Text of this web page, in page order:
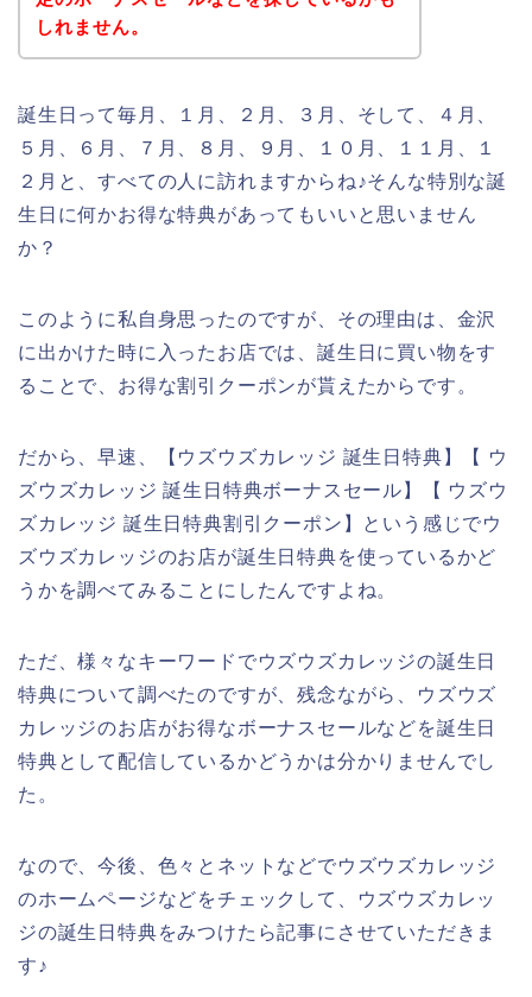
しれません。
誕生日って毎月、１月、２月、３月、そして、４月、
５月、６月、７月、８月、９月、１０月、１１月、１
２月と、すべての人に訪れますからね♪そんな特別な誕
生日に何かお得な特典があってもいいと思いません
か？
このように私自身思ったのですが、その理由は、金沢
に出かけた時に入ったお店では、誕生日に買い物をす
ることで、お得な割引クーポンが貰えたからです。
だから、早速、【ウズウズカレッジ 誕生日特典】【 ウ
ズウズカレッジ 誕生日特典ボーナスセール】【 ウズウ
ズカレッジ 誕生日特典割引クーポン】という感じでウ
ズウズカレッジのお店が誕生日特典を使っているかど
うかを調べてみることにしたんですよね。
ただ、様々なキーワードでウズウズカレッジの誕生日
特典について調べたのですが、残念ながら、ウズウズ
カレッジのお店がお得なボーナスセールなどを誕生日
特典として配信しているかどうかは分かりませんでし
た。
なので、今後、色々とネットなどでウズウズカレッジ
のホームページなどをチェックして、ウズウズカレッ
ジの誕生日特典をみつけたら記事にさせていただきま
す♪